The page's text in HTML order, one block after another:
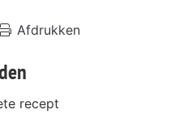
Afdrukken
recept